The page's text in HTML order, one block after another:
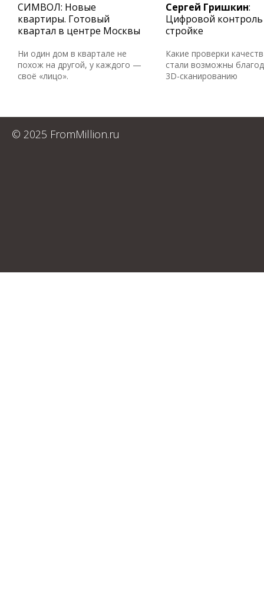
СИМВОЛ: Новые
квартиры. Готовый
квартал в центре Москвы
Ни один дом в квартале не
похож на другой, у каждого —
своё «лицо».
Сергей Гришкин:
Цифровой
стройке
Какие проверки
стали возможны
3D-сканированию
© 2025 FromMillion.ru